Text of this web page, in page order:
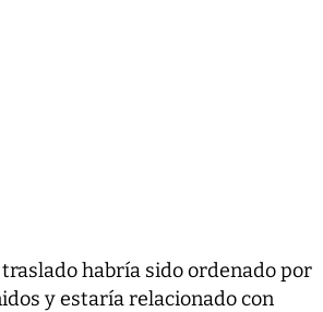
habría sido ordenado por
y estaría relacionado con